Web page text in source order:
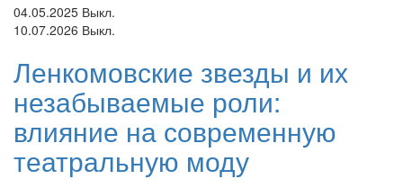
04.05.2025 Выкл.
10.07.2026 Выкл.
Ленкомовские звезды и их
незабываемые роли:
влияние на современную
театральную моду